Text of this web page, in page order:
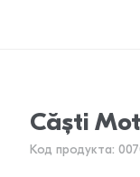
Căști
Код продукта: